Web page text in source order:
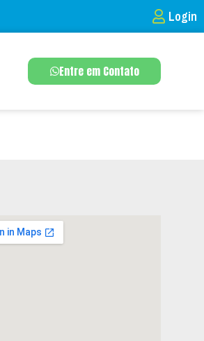
Login
Entre em Contato